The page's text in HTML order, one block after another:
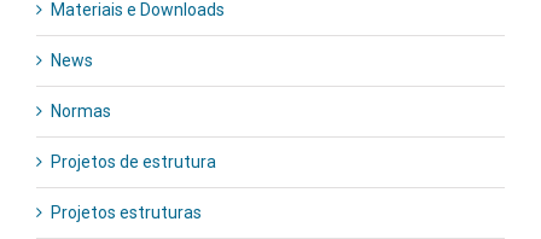
Materiais e Downloads
News
Normas
Projetos de estrutura
Projetos estruturas